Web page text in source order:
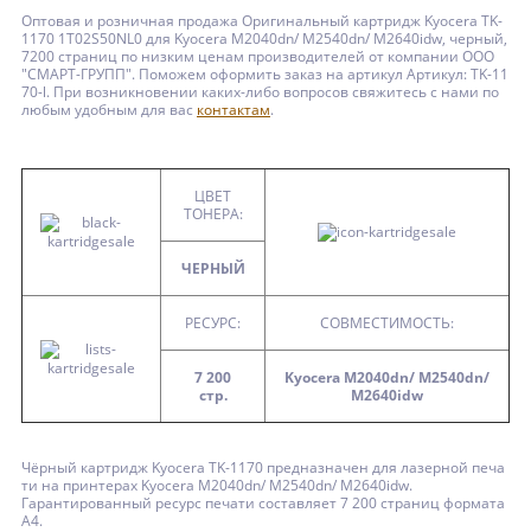
Оптовая и розничная продажа Оригинальный картридж Kyocera TK-
1170 1T02S50NL0 для Kyocera M2040dn/ M2540dn/ M2640idw, черный,
7200 страниц по низким ценам производителей от компании ООО
"СМАРТ-ГРУПП". Поможем оформить заказ на артикул Артикул: TK-11
70-l. При возникновении каких-либо вопросов свяжитесь с нами по
любым удобным для вас контактам.
ЦВЕТ
ТОНЕРА:
ЧЕРНЫЙ
РЕСУРС: СОВМЕСТИМОСТЬ:
7 200
стр.
Kyocera M2040dn/ M2540dn/
M2640idw
Чёрный картридж Kyocera TK-1170 предназначен для лазерной печа
ти на принтерах Kyocera M2040dn/ M2540dn/ M2640idw.
Гарантированный ресурс печати составляет 7 200 страниц формата
А4.